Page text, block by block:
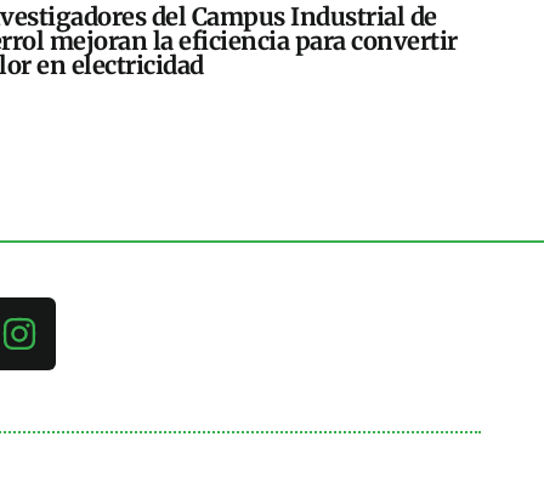
del Campus Industrial de
mejoran la eficiencia para convertir
en electricidad